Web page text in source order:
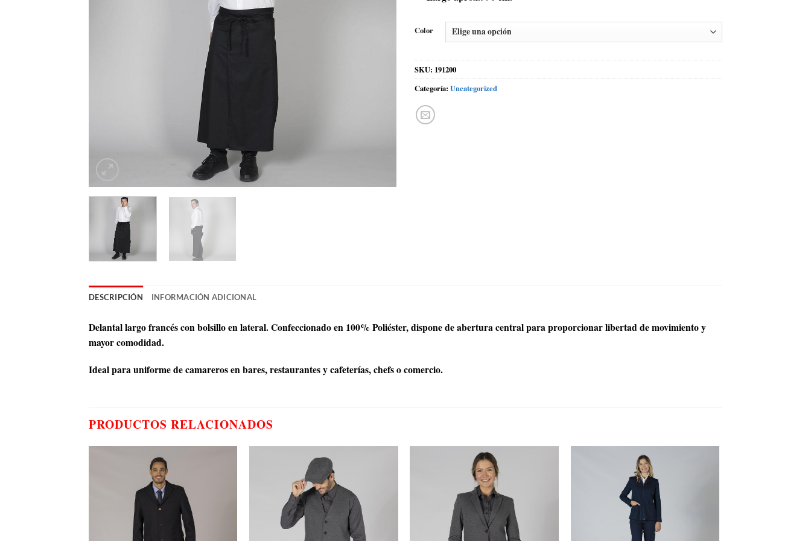
Color
SKU: 191200
Categoría: Uncategorized
DESCRIPCIÓN INFORMACIÓN ADICIONAL
Delantal largo francés con bolsillo en lateral. Confeccionado en 100% Poliéster, dispone de abertura central para proporcionar libertad de movimiento y
mayor comodidad.
Ideal para uniforme de camareros en bares, restaurantes y cafeterías, chefs o comercio.
PRODUCTOS RELACIONADOS